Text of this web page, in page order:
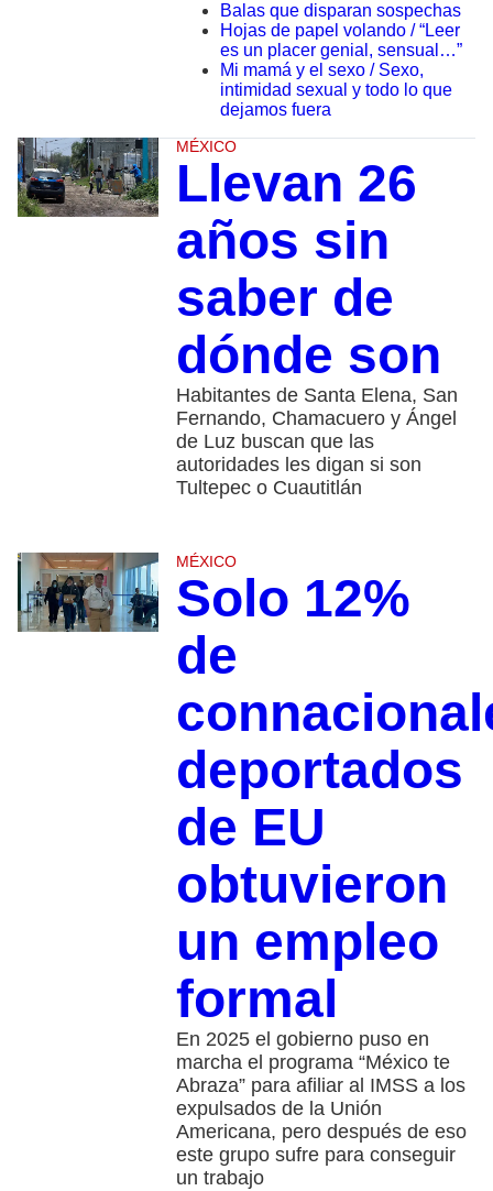
Balas que disparan sospechas
Hojas de papel volando / “Leer
es un placer genial, sensual…”
Mi mamá y el sexo / Sexo,
intimidad sexual y todo lo que
dejamos fuera
MÉXICO
Llevan 26
años sin
saber de
dónde son
Habitantes de Santa Elena, San
Fernando, Chamacuero y Ángel
de Luz buscan que las
autoridades les digan si son
Tultepec o Cuautitlán
MÉXICO
Solo 12%
de
deportados
de EU
obtuvieron
un empleo
formal
En 2025 el gobierno puso en
marcha el programa “México te
Abraza” para afiliar al IMSS a los
expulsados de la Unión
Americana, pero después de eso
este grupo sufre para conseguir
un trabajo